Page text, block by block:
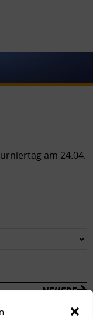
am 24.04.
NEUERE